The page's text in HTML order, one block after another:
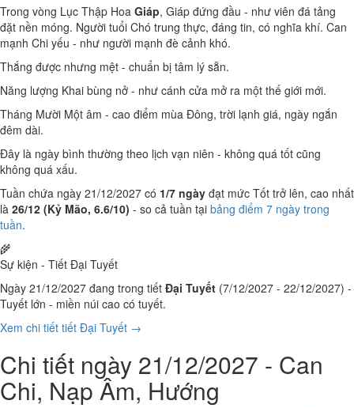
Trong vòng Lục Thập Hoa Giáp, Giáp đứng đầu - như viên đá tảng
đặt nền móng. Người tuổi Chó trung thực, đáng tin, có nghĩa khí. Can
mạnh Chi yếu - như người mạnh đè cảnh khó.
Thắng được nhưng mệt - chuẩn bị tâm lý sẵn.
Năng lượng Khai bùng nở - như cánh cửa mở ra một thế giới mới.
Tháng Mười Một âm - cao điểm mùa Đông, trời lạnh giá, ngày ngắn
đêm dài.
Đây là ngày bình thường theo lịch vạn niên - không quá tốt cũng
không quá xấu.
Tuần chứa ngày 21/12/2027 có 1/7 ngày đạt mức Tốt trở lên, cao nhất
là 26/12 (Kỷ Mão, 6.6/10) - so cả tuần tại bảng điểm 7 ngày trong
tuần.
🌾
Sự kiện - Tiết Đại Tuyết
Ngày 21/12/2027 đang trong tiết Đại Tuyết (7/12/2027 - 22/12/2027) -
Tuyết lớn - miền núi cao có tuyết.
Xem chi tiết tiết Đại Tuyết →
Chi tiết ngày 21/12/2027 - Can
Chi, Nạp Âm, Hướng